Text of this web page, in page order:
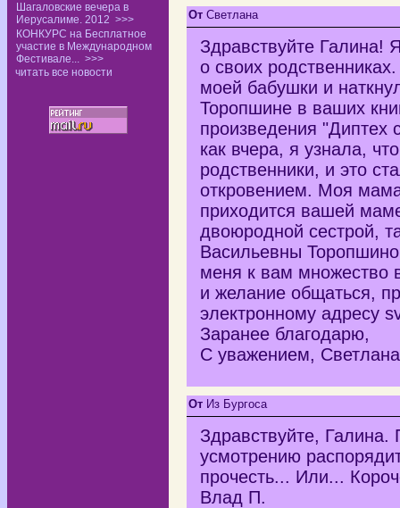
Шагаловские вечера в
Иерусалиме. 2012 >>>
КОНКУРС на Бесплатное
участие в Международном
Фестивале... >>>
читать все новости
От Светлана
Здравствуйте Галина!
о своих
моей бабушки и
Торопшине в ваших
произведения "Диптех
как вчера, я узнала,
родственники, и это
откровением. Моя
приходится вашей
двоюродной сестрой,
Васильевны
меня к вам множество
и желание общаться,
электронному адресу
Заранее благодарю,
С уважением, Светлана
От Из Бургоса
Здравствуйте,
усмотрению
прочесть... Или...
Влад П.